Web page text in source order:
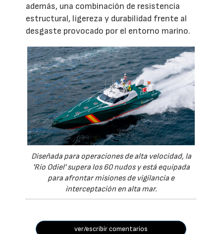
además, una combinación de resistencia
estructural, ligereza y durabilidad frente al
desgaste provocado por el entorno marino.
Diseñada para operaciones de alta velocidad, la
'Río Odiel' supera los 60 nudos y está equipada
para afrontar misiones de vigilancia e
interceptación en alta mar.
ver/escribir comentarios